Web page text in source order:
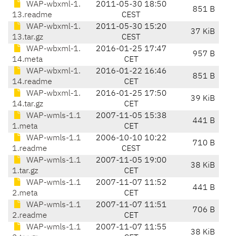
WAP-wbxml-1.
13.readme
2011-05-30 18:50
CEST
851 B
WAP-wbxml-1.
13.tar.gz
2011-05-30 15:20
CEST
37 KiB
WAP-wbxml-1.
14.meta
2016-01-25 17:47
CET
957 B
WAP-wbxml-1.
14.readme
2016-01-22 16:46
CET
851 B
WAP-wbxml-1.
14.tar.gz
2016-01-25 17:50
CET
39 KiB
WAP-wmls-1.1
1.meta
2007-11-05 15:38
CET
441 B
WAP-wmls-1.1
1.readme
2006-10-10 10:22
CEST
710 B
WAP-wmls-1.1
1.tar.gz
2007-11-05 19:00
CET
38 KiB
WAP-wmls-1.1
2.meta
2007-11-07 11:52
CET
441 B
WAP-wmls-1.1
2.readme
2007-11-07 11:51
CET
706 B
WAP-wmls-1.1
2007-11-07 11:55
38 KiB